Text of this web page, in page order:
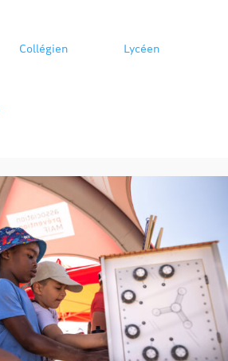
Collégien Lycéen